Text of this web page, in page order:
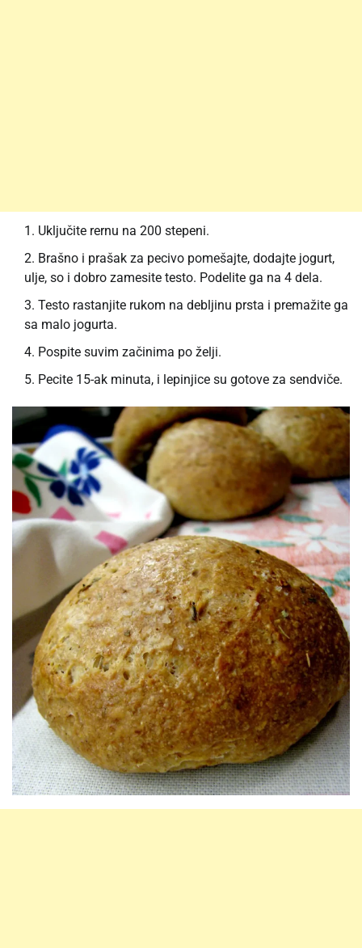
Uključite rernu na 200 stepeni.
Brašno i prašak za pecivo pomešajte, dodajte jogurt,
ulje, so i dobro zamesite testo. Podelite ga na 4 dela.
Testo rastanjite rukom na debljinu prsta i premažite ga
sa malo jogurta.
Pospite suvim začinima po želji.
Pecite 15-ak minuta, i lepinjice su gotove za sendviče.